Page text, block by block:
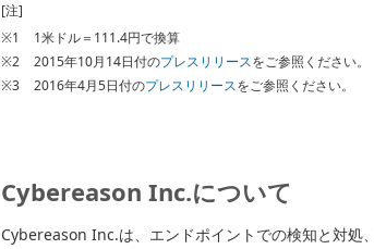
[注]
※1
1米ドル＝111.4円で換算
※2
2015年10月14日付のプレスリリースをご参照ください。
※3
2016年4月5日付のプレスリリースをご参照ください。
Cybereason Inc.について
Cybereason Inc.は、エンドポイントでの検知と対処